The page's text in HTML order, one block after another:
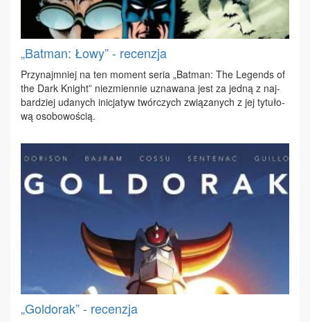
„Batman: Łowy” - recenzja
Przy­naj­mniej na ten mo­ment se­ria „Bat­man: The Le­gends of
the Dark Kni­ght” nie­zmien­nie uzna­wa­na jest za jed­ną z naj­
bar­dziej uda­nych ini­cja­tyw twór­czych zwią­za­nych z jej ty­tu­ło­
wą oso­bo­wo­ścią.
„Goldorak” - recenzja